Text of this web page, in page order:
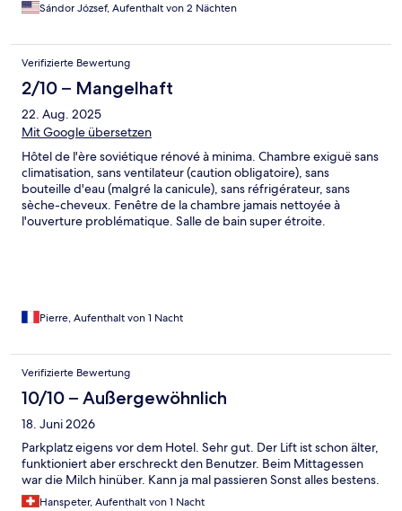
Sándor József, Aufenthalt von 2 Nächten
Verifizierte Bewertung
2/10 – Mangelhaft
22. Aug. 2025
Mit Google übersetzen
Hôtel de l'ère soviétique rénové à minima. Chambre exiguë sans
climatisation, sans ventilateur (caution obligatoire), sans
bouteille d'eau (malgré la canicule), sans réfrigérateur, sans
sèche-cheveux. Fenêtre de la chambre jamais nettoyée à
l'ouverture problématique. Salle de bain super étroite.
Pierre, Aufenthalt von 1 Nacht
Verifizierte Bewertung
10/10 – Außergewöhnlich
18. Juni 2026
Parkplatz eigens vor dem Hotel. Sehr gut. Der Lift ist schon älter,
funktioniert aber erschreckt den Benutzer. Beim Mittagessen
war die Milch hinüber. Kann ja mal passieren Sonst alles bestens.
Hanspeter, Aufenthalt von 1 Nacht